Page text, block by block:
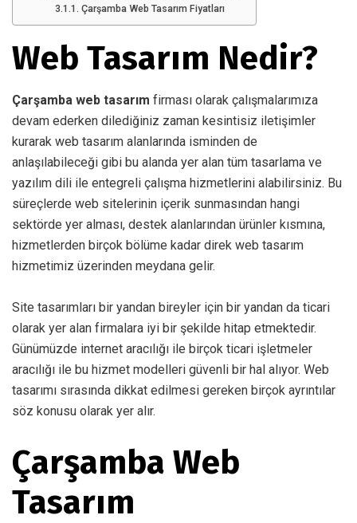
Çarşamba Web Tasarım Fiyatları
Web Tasarım Nedir?
Çarşamba web tasarım firması olarak çalışmalarımıza
devam ederken dilediğiniz zaman kesintisiz iletişimler
kurarak web tasarım alanlarında isminden de
anlaşılabileceği gibi bu alanda yer alan tüm tasarlama ve
yazılım dili ile entegreli çalışma hizmetlerini alabilirsiniz. Bu
süreçlerde web sitelerinin içerik sunmasından hangi
sektörde yer alması, destek alanlarından ürünler kısmına,
hizmetlerden birçok bölüme kadar direk web tasarım
hizmetimiz üzerinden meydana gelir.
Site tasarımları bir yandan bireyler için bir yandan da ticari
olarak yer alan firmalara iyi bir şekilde hitap etmektedir.
Günümüzde internet aracılığı ile birçok ticari işletmeler
aracılığı ile bu hizmet modelleri güvenli bir hal alıyor. Web
tasarımı sırasında dikkat edilmesi gereken birçok ayrıntılar
söz konusu olarak yer alır.
Çarşamba Web
Tasarım